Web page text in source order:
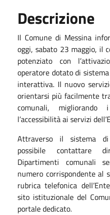
Descrizione
Il Comune di Messina
oggi,sabato 23 maggio, il
potenziato con
operatore dotato di
interattiva. Il nuovo
orientarsi più facilmente
comunali,
l’accessibilità ai servizi
Attraverso il sistema
possibile contattare
Dipartimenti comunali
numero corrispondente al
rubrica telefonica
sito istituzionale del
portale dedicato.